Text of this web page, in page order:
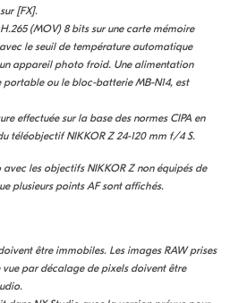
[FX].
(MOV) 8 bits sur une carte mémoire
le seuil de température automatique
appareil photo froid. Une alimentation
portable ou le bloc-batterie MB-N14, est
effectuée sur la base des normes CIPA en
téléobjectif NIKKOR Z 24-120 mm f/4 S.
les objectifs NIKKOR Z non équipés de
plusieurs points AF sont affichés.
être immobiles. Les images RAW prises
par décalage de pixels doivent être